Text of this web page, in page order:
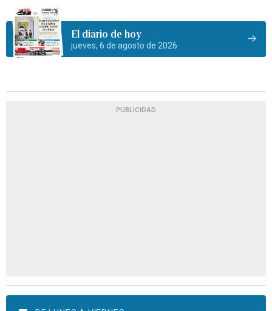
El diario de hoy
jueves, 6 de agosto de 2026
PUBLICIDAD